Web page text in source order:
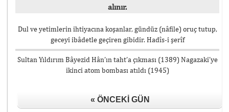
alınır.
Dul ve yetimlerin ihtiyacına koşanlar, gündüz (nâfile) oruç tutup,
geceyi ibâdetle geçiren gibidir. Hadîs-i şerîf
Sultan Yıldırım Bâyezid Hân’ın taht’a çıkması (1389) Nagazaki’ye
ikinci atom bombası atıldı (1945)
« ÖNCEKI GÜN